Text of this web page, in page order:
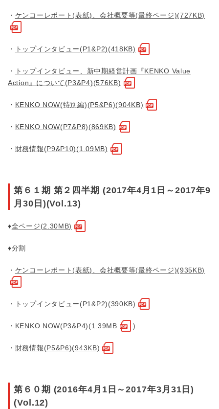
・ ケンコーレポート(表紙)、会社概要等(最終ページ)(727KB)
・ トップインタビュー(P1&P2)(418KB)
・
トップインタビュー、新中期経営計画『KENKO Value
Action』について(P3&P4)(576KB)
・ KENKO NOW(特別編)(P5&P6)(904KB)
・ KENKO NOW(P7&P8)(869KB)
・ 財務情報(P9&P10)(1.09MB)
第６１期 第２四半期 (2017年4月1日～2017年9
月30日)(Vol.13)
♦全ページ(2.30MB)
♦分割
・ ケンコーレポート(表紙)、会社概要等(最終ページ)(935KB)
・ トップインタビュー(P1&P2)(390KB)
・ KENKO NOW(P3&P4)(1.39MB )
・ 財務情報(P5&P6)(943KB)
第６０期 (2016年4月1日～2017年3月31日)
(Vol.12)